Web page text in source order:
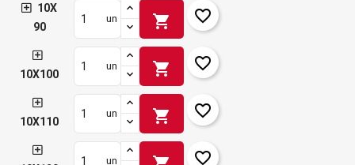
10X
90
un shopping_cart favorite_border
10X100
un shopping_cart favorite_border
10X110
un shopping_cart favorite_border
un favorite_border